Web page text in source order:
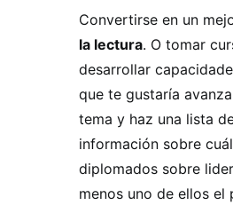
Convertirse en un
la lectura. O tomar
desarrollar
que te gustaría
tema y haz una lista
información sobre
diplomados sobre
menos uno de ellos el